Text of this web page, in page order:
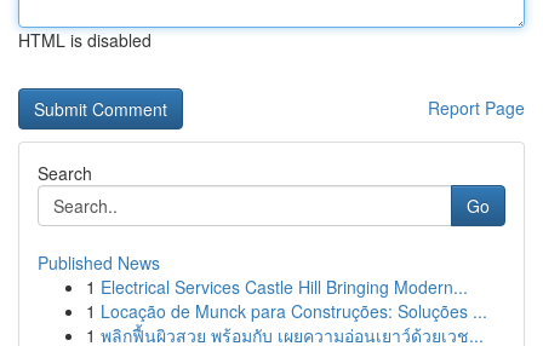
HTML is disabled
Report Page
Search
Go
Published News
1 Electrical Services Castle Hill Bringing Modern...
1 Locação de Munck para Construções: Soluções ...
1 พลิกฟื้นผิวสวย พร้อมกับ เผยความอ่อนเยาว์ด้วยเวช...